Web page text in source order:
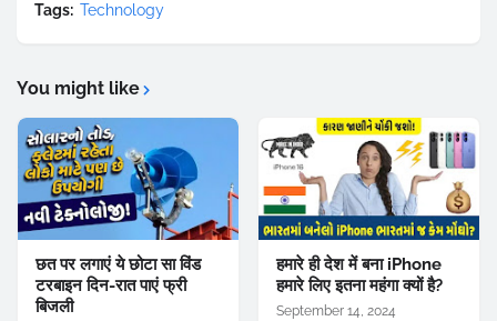
Tags: Technology
You might like
छत पर लगाएं ये छोटा सा विंड
टरबाइन दिन-रात पाएं फ्री
बिजली
हमारे ही देश में बना iPhone
हमारे लिए इतना महंगा क्यों है?
September 14, 2024